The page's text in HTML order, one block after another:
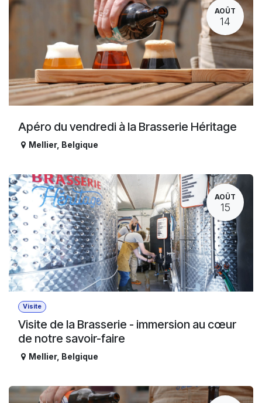
AOÛT
14
Apéro du vendredi à la Brasserie Héritage
Mellier, Belgique
AOÛT
15
Visite
Visite de la Brasserie - immersion au cœur
de notre savoir-faire
Mellier, Belgique